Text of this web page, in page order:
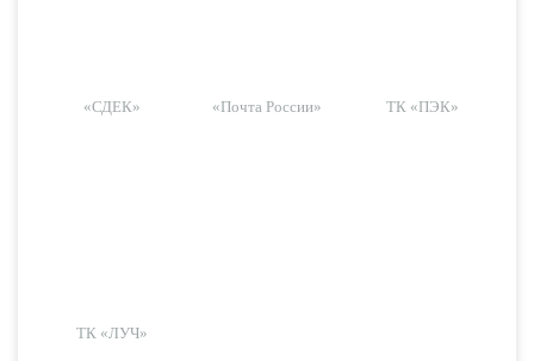
«СДЕК» «Почта России» ТК «ПЭК»
ТК «ЛУЧ»